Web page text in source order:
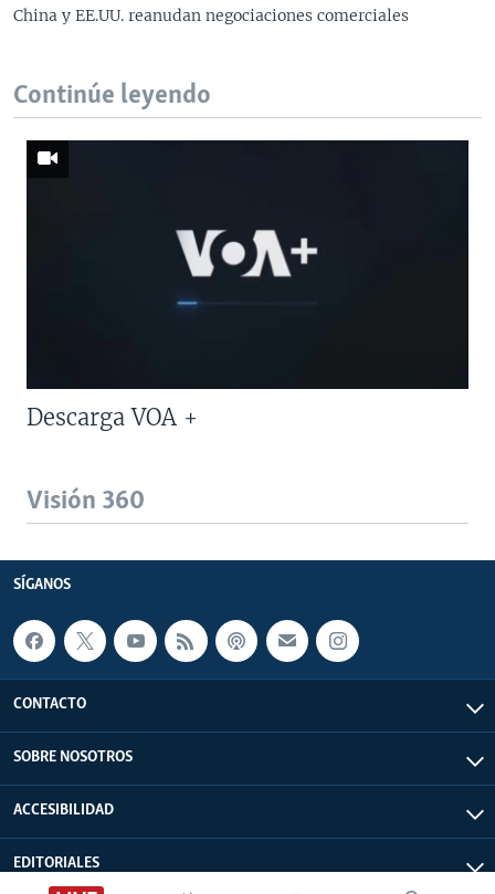
China y EE.UU. reanudan negociaciones comerciales
Continúe leyendo
Descarga VOA +
Visión 360
SÍGANOS
CONTACTO
SOBRE NOSOTROS
ACCESIBILIDAD
EDITORIALES